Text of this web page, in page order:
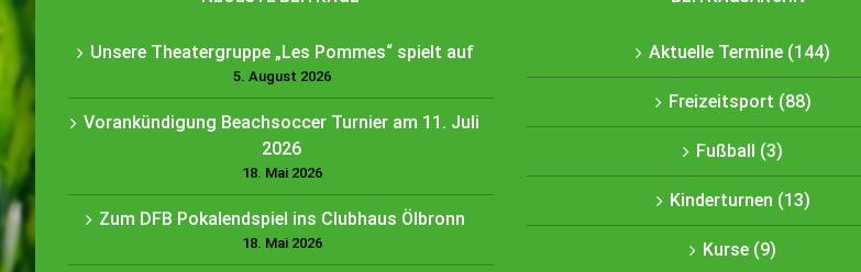
Unsere Theatergruppe „Les Pommes“ spielt auf
5. August 2026
Vorankündigung Beachsoccer Turnier am 11. Juli
2026
18. Mai 2026
Zum DFB Pokalendspiel ins Clubhaus Ölbronn
18. Mai 2026
Aktuelle Termine (144)
Freizeitsport (88)
Fußball (3)
Kinderturnen (13)
Kurse (9)